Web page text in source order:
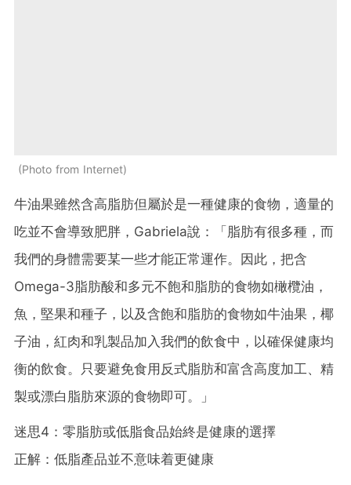
Photo from Internet
牛油果雖然含高脂肪但屬於是一種健康的食物，適量的
吃並不會導致肥胖，Gabriela說：「脂肪有很多種，而
我們的身體需要某一些才能正常運作。因此，把含
Omega-3脂肪酸和多元不飽和脂肪的食物如橄欖油，
魚，堅果和種子，以及含飽和脂肪的食物如牛油果，椰
子油，紅肉和乳製品加入我們的飲食中，以確保健康均
衡的飲食。只要避免食用反式脂肪和富含高度加工、精
製或漂白脂肪來源的食物即可。」
迷思4：零脂肪或低脂食品始終是健康的選擇
正解：低脂產品並不意味着更健康